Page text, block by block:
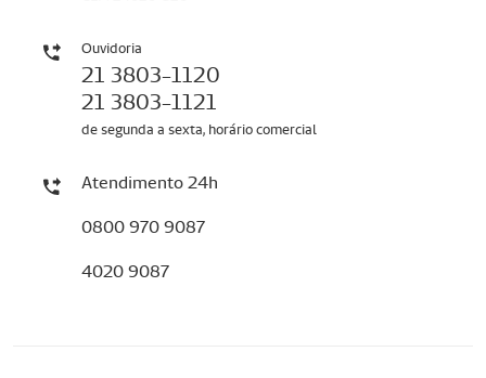
Ouvidoria
21 3803-1120
21 3803-1121
de segunda a sexta, horário comercial
Atendimento 24h
0800 970 9087
4020 9087